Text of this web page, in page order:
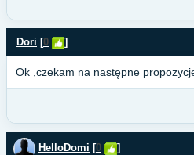
Dori [0 ]
Ok ,czekam na następne
HelloDomi [0 ]